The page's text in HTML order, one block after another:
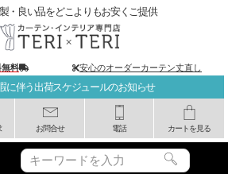
に伴う出荷スケジュールのお知らせ
お問合せ 電話 カートを見る
・良い品をどこよりもお安くご提供
無料 安心のオーダーカーテン丈直し